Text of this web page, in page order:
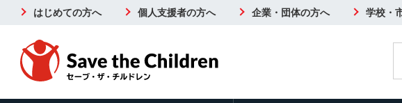
はじめての方へ 個人支援者の方へ 企業・団体の方へ 学校・